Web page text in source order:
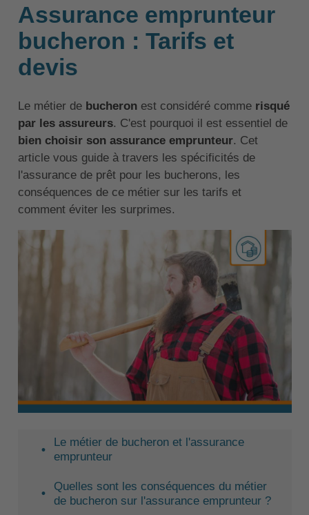
Assurance emprunteur
bucheron : Tarifs et
devis
Le métier de bucheron est considéré comme risqué
par les assureurs. C'est pourquoi il est essentiel de
bien choisir son assurance emprunteur. Cet
article vous guide à travers les spécificités de
l'assurance de prêt pour les bucherons, les
conséquences de ce métier sur les tarifs et
comment éviter les surprimes.
Le métier de bucheron et l'assurance
emprunteur
Quelles sont les conséquences du métier
de bucheron sur l'assurance emprunteur ?